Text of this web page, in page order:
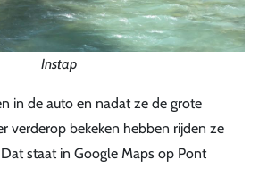
Instap
in de auto en nadat ze de grote
verderop bekeken hebben rijden ze
staat in Google Maps op Pont